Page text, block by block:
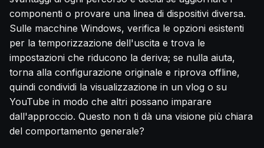
componenti o provare una linea di dispositivi diversa.
Sulle macchine Windows, verifica le opzioni esistenti
per la temporizzazione dell'uscita e trova le
impostazioni che riducono la deriva; se nulla aiuta,
torna alla configurazione originale e riprova offline,
quindi condividi la visualizzazione in un vlog o su
YouTube in modo che altri possano imparare
dall'approccio. Questo non ti dà una visione più chiara
del comportamento generale?